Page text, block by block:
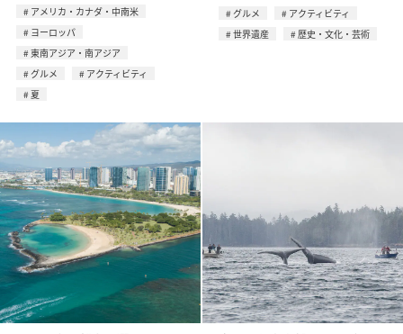
アメリカ・カナダ・中南米
ヨーロッパ
東南アジア・南アジア
グルメ
アクティビティ
夏
グルメ
アクティビティ
世界遺産
歴史・文化・芸術